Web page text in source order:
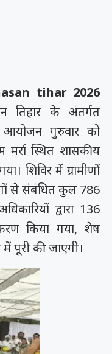
tihar 2026
तिहार के अंतर्गत
आयोजन गुरुवार को
मर्रा स्थित शासकीय
शिविर में ग्रामीणों
से संबंधित कुल 786
द्वारा 136
किया गया, शेष
पूरी की जाएगी।